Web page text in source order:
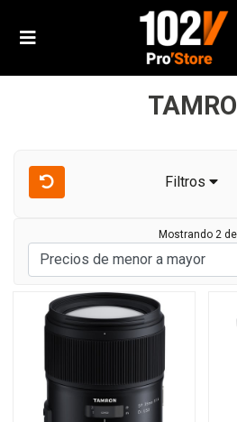
Filtros
Mostrando 2